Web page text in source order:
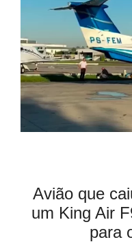
Avião que
um King Air
para